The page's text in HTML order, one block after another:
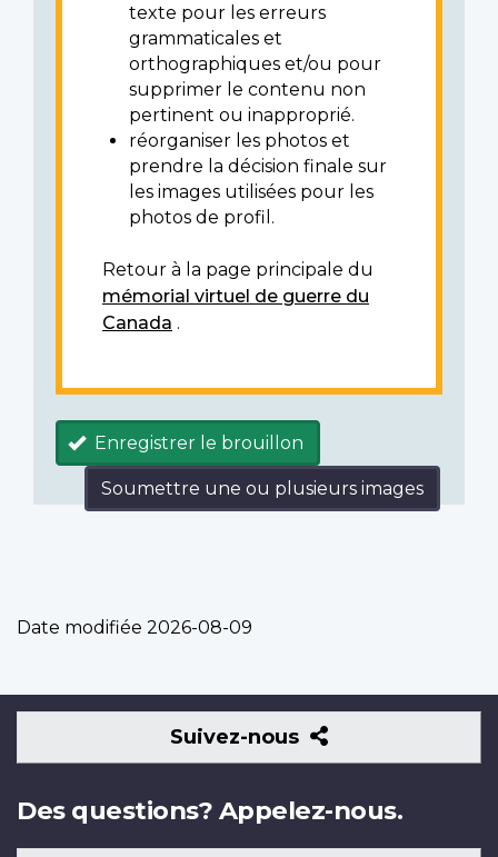
texte pour les erreurs
grammaticales et
orthographiques et/ou pour
supprimer le contenu non
pertinent ou inapproprié.
réorganiser les photos et
prendre la décision finale sur
les images utilisées pour les
photos de profil.
Retour à la page principale du
mémorial virtuel de guerre du
Canada .
Enregistrer le brouillon
Soumettre une ou plusieurs images
Date modifiée 2026-08-09
Suivez-nous
Suivez-
nous
Des questions? Appelez-nous.